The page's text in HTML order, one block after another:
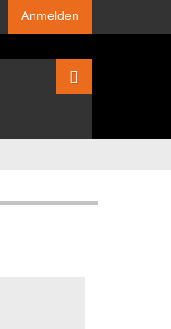
Anmelden